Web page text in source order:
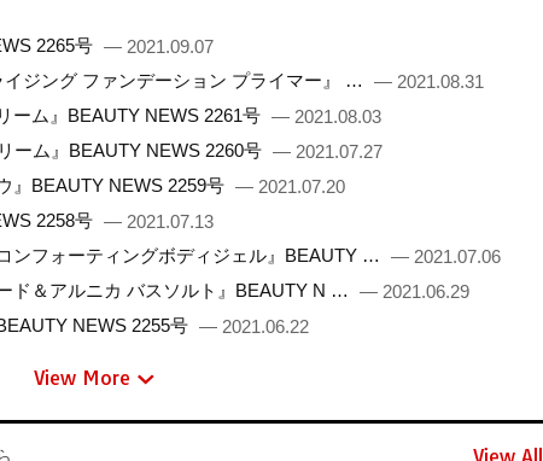
2265号 — 2021.09.07
イジング ファンデーション プライマー』 …
— 2021.08.31
ーム』BEAUTY NEWS 2261号 — 2021.08.03
ーム』BEAUTY NEWS 2260号 — 2021.07.27
』BEAUTY NEWS 2259号 — 2021.07.20
2258号 — 2021.07.13
ンフォーティングボディジェル』BEAUTY …
— 2021.07.06
ド＆アルニカ バスソルト』BEAUTY N …
— 2021.06.29
NEWS 2255号 — 2021.06.22
View More
View All